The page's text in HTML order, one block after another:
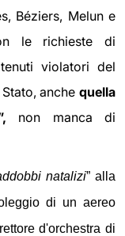
Béziers, Melun e
le richieste di
violatori del
anche quella
non manca di
natalizi” alla
di un aereo
d'orchestra di